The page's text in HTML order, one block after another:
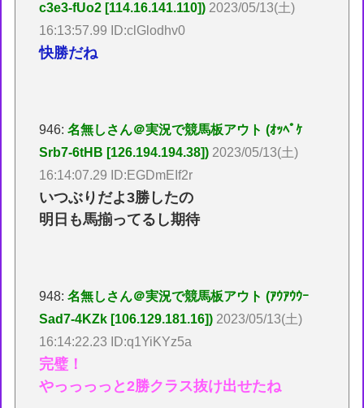
c3e3-fUo2 [114.16.141.110]) 2023/05/13(土)
16:13:57.99 ID:clGlodhv0
快勝だね
946:名無しさん＠実況で競馬板アウト (ｵｯﾍﾟｹ
Srb7-6tHB [126.194.194.38]) 2023/05/13(土)
16:14:07.29 ID:EGDmEIf2r
いつぶりだよ3勝したの
明日も馬揃ってるし期待
948:名無しさん＠実況で競馬板アウト (ｱｳｱｳｳｰ
Sad7-4KZk [106.129.181.16]) 2023/05/13(土)
16:14:22.23 ID:q1YiKYz5a
完璧！
やっっっっと2勝クラス抜け出せたね